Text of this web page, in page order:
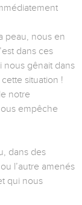
peau, nous en
dans ces
nous gênait dans
situation !
notre
empêche
dans des
l’autre amenés
qui nous